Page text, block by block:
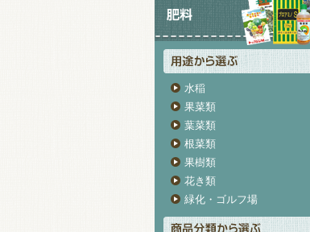
水稲
果菜類
葉菜類
根菜類
果樹類
花き類
緑化・ゴルフ場